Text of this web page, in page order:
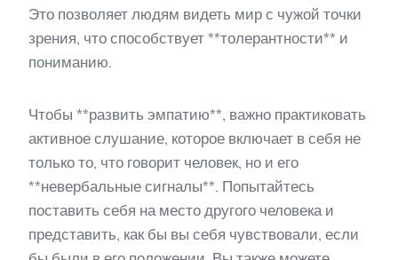
Это позволяет людям видеть мир с чужой точки
зрения, что способствует **толерантности** и
пониманию.
Чтобы **развить эмпатию**, важно практиковать
активное слушание, которое включает в себя не
только то, что говорит человек, но и его
**невербальные сигналы**. Попытайтесь
поставить себя на место другого человека и
представить, как бы вы себя чувствовали, если